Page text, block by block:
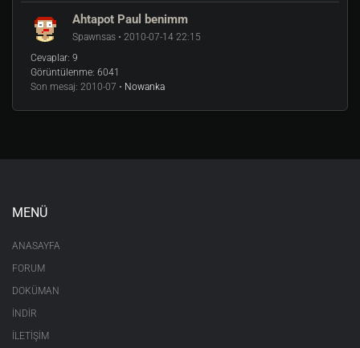
Kabul ettim Selanik'in
Kardeş şehir olma teklifini
Benim de tarihteki yerim
* * * *
Gövde gösterisi de yaparım
Atatürk'ü sevmeyenlere
Ahtapot Paul benimm
Spawnsas • 2010-07-14 22:15
Cevaplar: 9
Görüntülenme: 6041
Son mesaj: 2010-07 • Nowanka
MENÜ
ANASAYFA
FORUM
DOKÜMAN
İNDİR
İLETİŞİM